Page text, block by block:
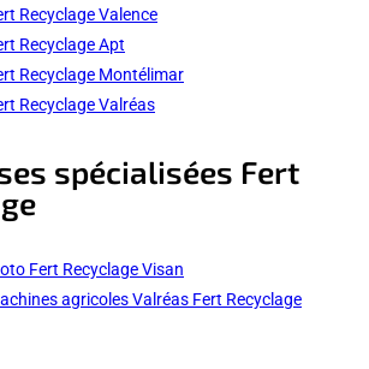
Recyclage Valence
Recyclage Apt
Recyclage Montélimar
Recyclage Valréas
spécialisées Fert
Fert Recyclage Visan
agricoles Valréas Fert Recyclage